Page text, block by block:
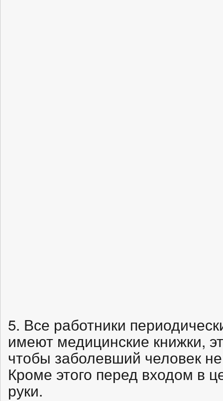
5. Все работники
имеют медицинские книжки,
чтобы заболевший человек
Кроме этого перед входом в
руки.